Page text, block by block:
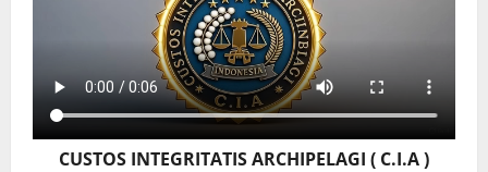
CUSTOS INTEGRITATIS ARCHIPELAGI ( C.I.A )